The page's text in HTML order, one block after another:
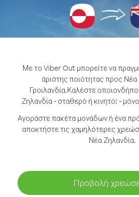
Με το Viber Out μπορείτε να
άριστης ποιότητας προς
Γροιλανδία.Καλέστε
Ζηλανδία - σταθερό ή κινητό! -
Αγοράστε πακέτα μονάδων ή ένα
αποκτήστε τις χαμηλότερες
Νέα Ζηλανδία.
Προβολή